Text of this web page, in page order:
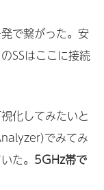
で繋がった。安
SSはここに接続
化してみたいと
でみてみ
た。 5GHz帯で